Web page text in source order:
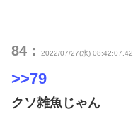
84： 2022/07/27(水) 08:42:07.42
>>79
クソ雑魚じゃん